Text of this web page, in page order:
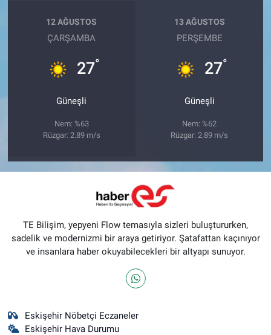
12 AĞUSTOS
ÇARŞAMBA
27°
Güneşli
Nem: %63
Rüzgar: 2.89 m/s
13 AĞUSTOS
PERŞEMBE
27°
Güneşli
Nem: %62
Rüzgar: 2.89 m/s
TE Bilişim, yepyeni Flow temasıyla sizleri buluştururken,
sadelik ve modernizmi bir araya getiriyor. Şatafattan kaçınıyor
ve insanlara haber okuyabilecekleri bir altyapı sunuyor.
Eskişehir Nöbetçi Eczaneler
Eskişehir Hava Durumu